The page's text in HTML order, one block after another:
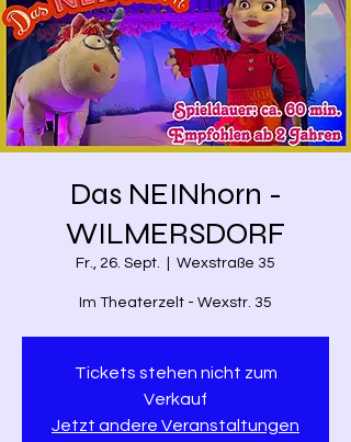
Das NEINhorn -
WILMERSDORF
Fr., 26. Sept. Wexstraße 35
Im Theaterzelt - Wexstr. 35
Tickets stehen nicht zum
Verkauf
Jetzt andere Veranstaltungen